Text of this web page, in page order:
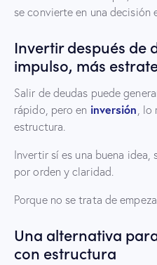
se convierte en una decisión
Invertir después de
impulso, más
Salir de deudas puede
rápido, pero en inversión, lo
estructura.
Invertir sí es una buena idea,
por orden y claridad.
Porque no se trata de
Una alternativa
con estructura